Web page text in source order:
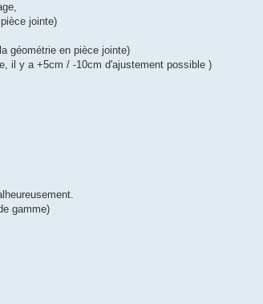
jointe)
géométrie en pièce jointe)
il y a +5cm / -10cm d'ajustement possible )
gamme)